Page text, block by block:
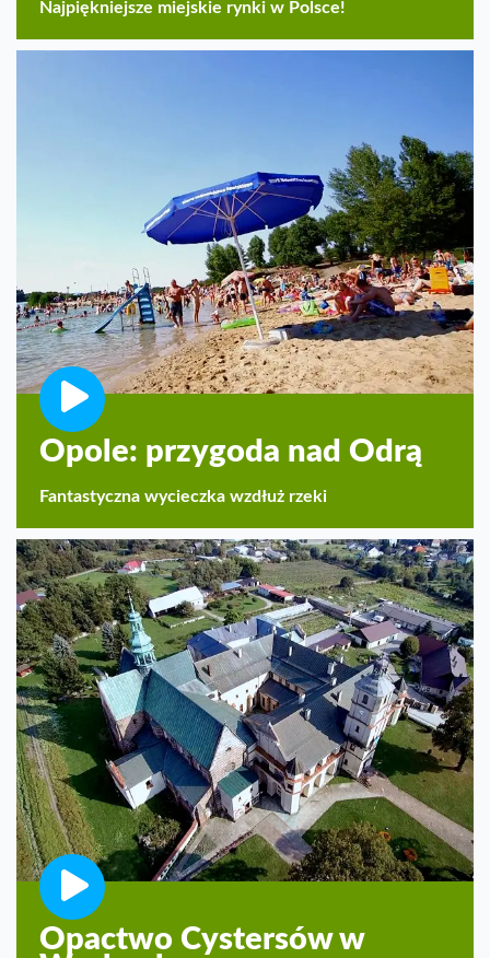
Najpiękniejsze miejskie rynki w Polsce!
Opole: przygoda nad Odrą
Fantastyczna wycieczka wzdłuż rzeki
Opactwo Cystersów w